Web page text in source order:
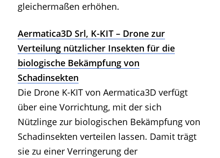
gleichermaßen erhöhen.
Aermatica3D Srl, K-KIT – Drone zur
Verteilung nützlicher Insekten für die
biologische Bekämpfung von
Schadinsekten
Die Drone K-KIT von Aermatica3D verfügt
über eine Vorrichtung, mit der sich
Nützlinge zur biologischen Bekämpfung von
Schadinsekten verteilen lassen. Damit trägt
sie zu einer Verringerung der